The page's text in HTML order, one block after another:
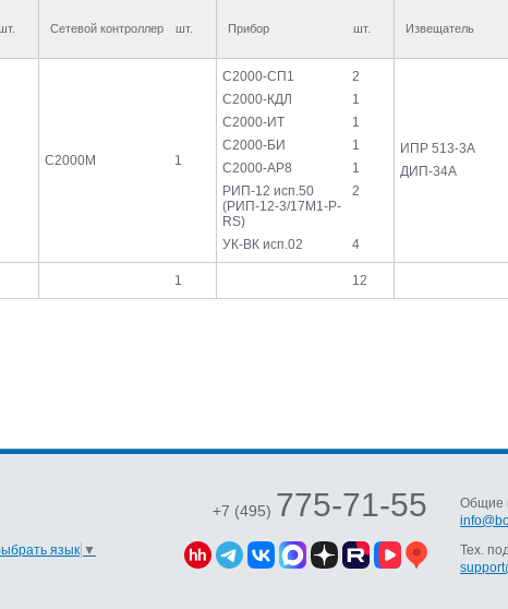
Сетевой контроллер шт. Прибор шт. Извещатель
С2000М 1
С2000-СП1
2
С2000-КДЛ
1
С2000-ИТ
1
С2000-БИ
1
С2000-АР8
1
РИП-12 исп.50
(РИП-12-3/17М1-Р-
RS)
2
УК-ВК исп.02 4
ИПР 513-3А
ДИП-34А
1 12
+7 (495) 775-71-55
язык ▼
Общие
Тех.